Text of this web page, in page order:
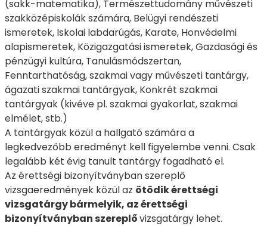
(sakk-matematika), Természettudomány művészeti
szakközépiskolák számára, Belügyi rendészeti
ismeretek, Iskolai labdarúgás, Karate, Honvédelmi
alapismeretek, Közigazgatási ismeretek, Gazdasági és
pénzügyi kultúra, Tanulásmódszertan,
Fenntarthatóság, szakmai vagy művészeti tantárgy,
ágazati szakmai tantárgyak, Konkrét szakmai
tantárgyak (kivéve pl. szakmai gyakorlat, szakmai
elmélet, stb.)
A tantárgyak közül a hallgató számára a
legkedvezőbb eredményt kell figyelembe venni. Csak
legalább két évig tanult tantárgy fogadható el.
Az érettségi bizonyítványban szereplő
vizsgaeredmények közül az ötödik érettségi
vizsgatárgy bármelyik, az érettségi
bizonyítványban szereplővizsgatárgy lehet.